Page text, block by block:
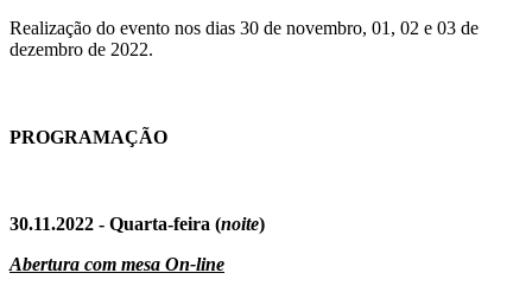
Realização do evento nos dias 30 de novembro, 01, 02 e 03 de
dezembro de 2022.
PROGRAMAÇÃO
30.11.2022 - Quarta-feira (noite)
Abertura com mesa On-line